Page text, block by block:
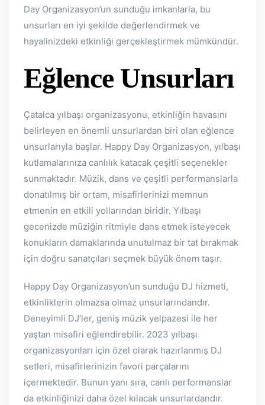
Day Organizasyon’un sunduğu imkanlarla, bu
unsurları en iyi şekilde değerlendirmek ve
hayalinizdeki etkinliği gerçekleştirmek mümkündür.
Eğlence Unsurları
Çatalca yılbaşı organizasyonu, etkinliğin havasını
belirleyen en önemli unsurlardan biri olan eğlence
unsurlarıyla başlar. Happy Day Organizasyon, yılbaşı
kutlamalarınıza canlılık katacak çeşitli seçenekler
sunmaktadır. Müzik, dans ve çeşitli performanslarla
donatılmış bir ortam, misafirlerinizi memnun
etmenin en etkili yollarından biridir. Yılbaşı
gecenizde müziğin ritmiyle dans etmek isteyecek
konukların damaklarında unutulmaz bir tat bırakmak
için doğru sanatçıları seçmek büyük önem taşır.
Happy Day Organizasyon’un sunduğu DJ hizmeti,
etkinliklerin olmazsa olmaz unsurlarındandır.
Deneyimli DJ’ler, geniş müzik yelpazesi ile her
yaştan misafiri eğlendirebilir. 2023 yılbaşı
organizasyonları için özel olarak hazırlanmış DJ
setleri, misafirlerinizin favori parçalarını
içermektedir. Bunun yanı sıra, canlı performanslar
da etkinliğinizi daha özel kılacak unsurlardandır.